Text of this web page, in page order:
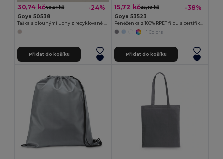
30,74 kč40,21 kč -24%
Goya 50538
Taška s dlouhými uchy z recyklované bavlny WATERFALL
Přidat do košíku
15,72 kč25,19 kč -38%
Goya 53523
Peněženka z 100% RPET filcu s certifikátem ROVER
+1 Colors
Přidat do košíku